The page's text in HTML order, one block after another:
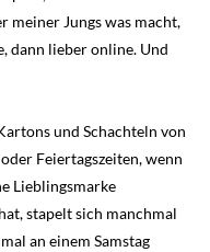
meiner Jungs was macht,
dann lieber online. Und
und Schachteln von
Feiertagszeiten, wenn
Lieblingsmarke
stapelt sich manchmal
an einem Samstag